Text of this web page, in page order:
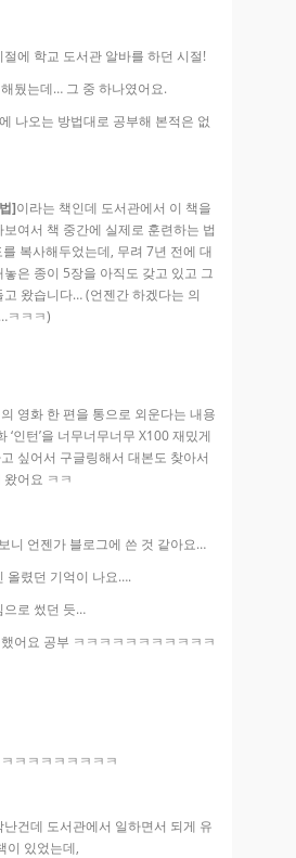
에 학교 도서관 알바를 하던 시절!
뒀는데… 그 중 하나였어요.
나오는 방법대로 공부해 본적은 없
]이라는 책인데 도서관에서 이 책을
여서 책 중간에 실제로 훈련하는 법
복사해두었는데, 무려 7년 전에 대
은 종이 5장을 아직도 갖고 있고 그
왔습니다… (언젠간 하겠다는 의
ㅋㅋㅋ)
영화 한 편을 통으로 외운다는 내용
‘인턴’을 너무너무너무 X100 재밌게
싶어서 구글링해서 대본도 찾아서
어요 ㅋㅋ
니 언젠가 블로그에 쓴 것 같아요…
올렸던 기억이 나요….
으로 썼던 듯…
어요 공부 ㅋㅋㅋㅋㅋㅋㅋㅋㅋㅋㅋ
ㅋㅋㅋㅋㅋㅋㅋㅋ
건데 도서관에서 일하면서 되게 유
이 있었는데,